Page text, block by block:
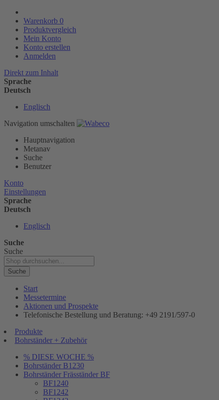
Warenkorb 0
Produktvergleich
Mein Konto
Konto erstellen
Anmelden
Direkt zum Inhalt
Sprache
Deutsch
Englisch
Navigation umschalten
Hauptnavigation
Metanav
Suche
Benutzer
Konto
Einstellungen
Sprache
Deutsch
Englisch
Suche
Suche
Suche
Start
Messetermine
Aktionen und Prospekte
Telefonische Bestellung und Beratung: +49 2191/597-0
Produkte
Bohrständer + Zubehör
% DIESE WOCHE %
Bohrständer B1230
Bohrständer Fräsständer BF
BF1240
BF1242